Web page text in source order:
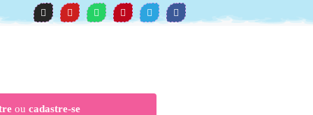
ou cadastre-se